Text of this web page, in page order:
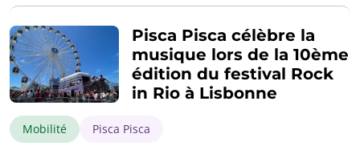
Pisca Pisca célèbre la
musique lors de la 10ème
édition du festival Rock
in Rio à Lisbonne
Mobilité Pisca Pisca